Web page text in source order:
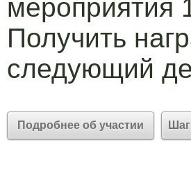
мероприятия
Получить
следующий
Подробнее об участии